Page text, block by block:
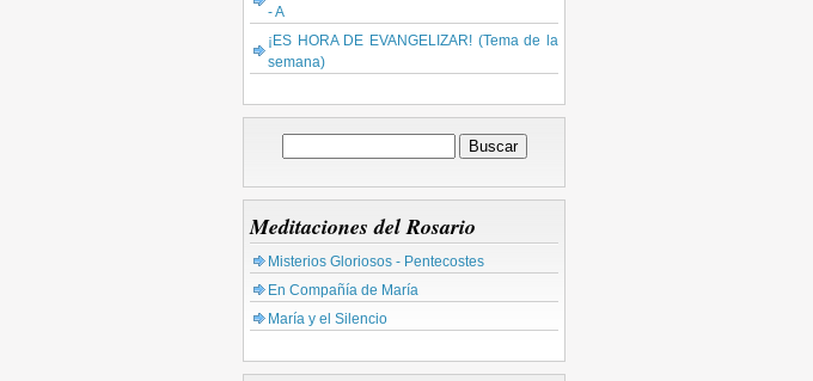
- A
¡ES HORA DE EVANGELIZAR! (Tema de la
semana)
Meditaciones del Rosario
Misterios Gloriosos - Pentecostes
En Compañía de María
María y el Silencio